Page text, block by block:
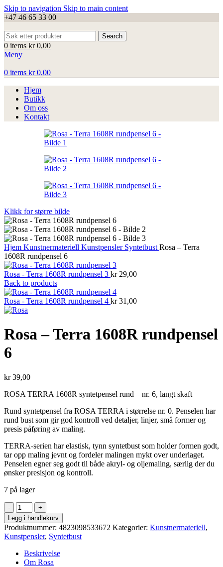
Skip to navigation Skip to main content
+47 46 65 33 00
Search
0 items kr0,00
Meny
0 items kr0,00
Hjem
Butikk
Om oss
Kontakt
Klikk for større bilde
Hjem Kunstnermateriell Kunstpensler Syntetbust Rosa – Terra
1608R rundpensel 6
Rosa - Terra 1608R rundpensel 3 kr29,00
Back to products
Rosa - Terra 1608R rundpensel 4 kr31,00
Rosa – Terra 1608R rundpensel
6
kr39,00
ROSA TERRA 1608R syntetpensel rund – nr. 6, langt skaft
Rund syntetpensel fra ROSA TERRA i størrelse nr. 0. Penselen har
rund bust som gir god kontroll ved detaljer, linjer, små former og
presis påføring av maling.
TERRA-serien har elastisk, tynn syntetbust som holder formen godt,
tar opp maling jevnt og fordeler malingen mykt over underlaget.
Penselen egner seg godt til både akryl- og oljemaling, særlig der du
ønsker presisjon og kontroll.
7 på lager
Rosa
-
Terra
1608R
rundpensel
6
antall
Legg i handlekurv
Produktnummer: 4823098533672 Kategorier: Kunstnermateriell,
Kunstpensler, Syntetbust
Beskrivelse
Om Rosa